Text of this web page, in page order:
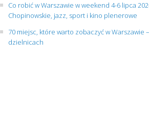
Co robić w Warszawie w weekend 4-6 lipca
Chopinowskie, jazz, sport i kino plenerowe
70 miejsc, które warto zobaczyć w Warszawie
dzielnicach